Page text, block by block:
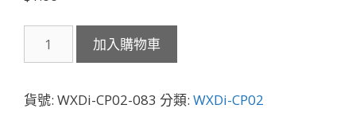
CP02-
勇
加入購物車
貨號: WXDi-CP02-083 分類: WXDi-CP02